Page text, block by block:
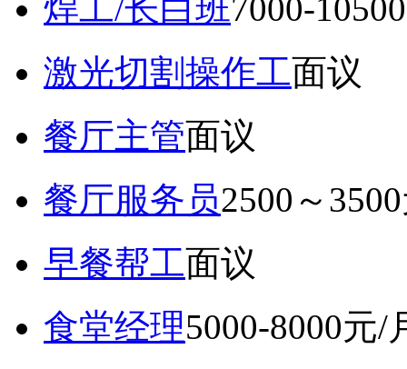
焊工/长白班7000-
激光切割操作工面议
餐厅主管面议
餐厅服务员2500～
早餐帮工面议
食堂经理5000-8000元/